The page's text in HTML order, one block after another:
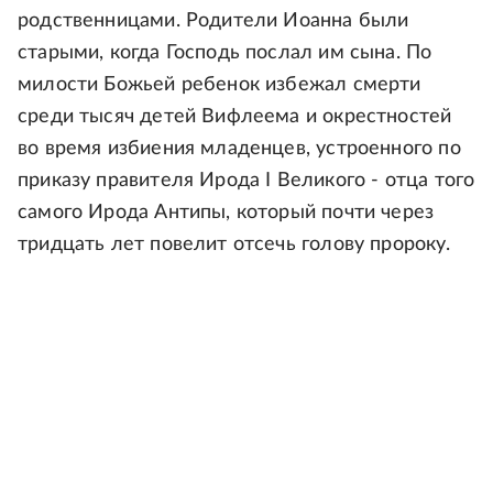
родственницами. Родители Иоанна были
старыми, когда Господь послал им сына. По
милости Божьей ребенок избежал смерти
среди тысяч детей Вифлеема и окрестностей
во время избиения младенцев, устроенного по
приказу правителя Ирода I Великого - отца того
самого Ирода Антипы, который почти через
тридцать лет повелит отсечь голову пророку.